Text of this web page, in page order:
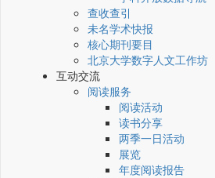
查收查引
未名学术快报
核心期刊要目
北京大学数字人文工作坊
互动交流
阅读服务
阅读活动
读书分享
两季一日活动
展览
年度阅读报告